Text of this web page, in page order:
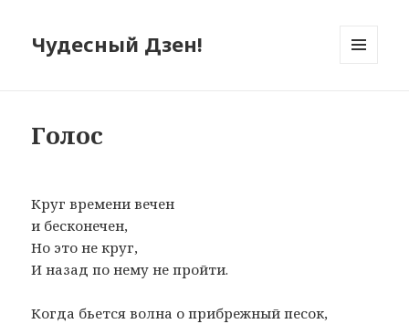
Чудесный Дзен!
Голос
Круг времени вечен
и бесконечен,
Но это не круг,
И назад по нему не пройти.
Когда бьется волна о прибрежный песок,